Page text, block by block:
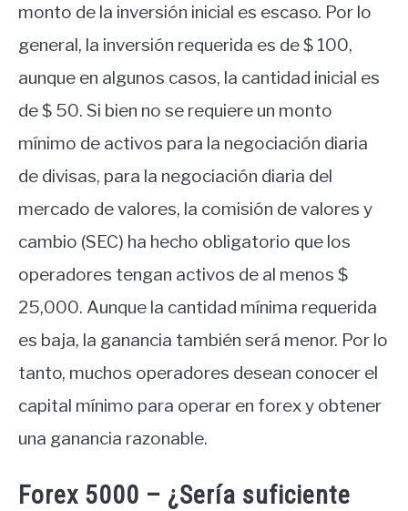
monto de la inversión inicial es escaso. Por lo
general, la inversión requerida es de $ 100,
aunque en algunos casos, la cantidad inicial es
de $ 50. Si bien no se requiere un monto
mínimo de activos para la negociación diaria
de divisas, para la negociación diaria del
mercado de valores, la comisión de valores y
cambio (SEC) ha hecho obligatorio que los
operadores tengan activos de al menos $
25,000. Aunque la cantidad mínima requerida
es baja, la ganancia también será menor. Por lo
tanto, muchos operadores desean conocer el
capital mínimo para operar en forex y obtener
una ganancia razonable.
Forex 5000 – ¿Sería suficiente